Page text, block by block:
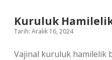
Kuruluk
Tarih: Aralık 16, 2024
Vajinal kuruluk hamilelik